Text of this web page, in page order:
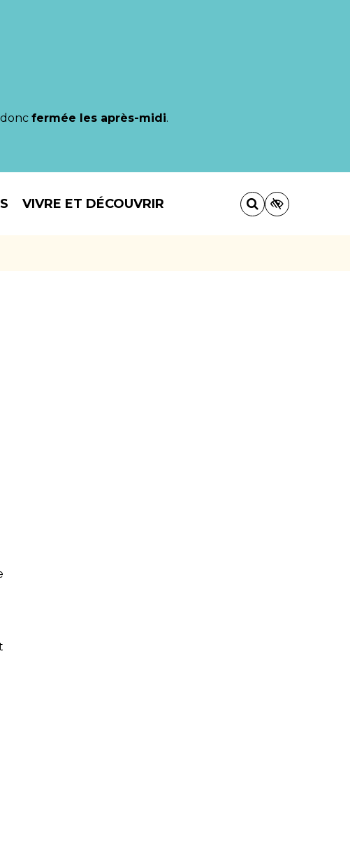
donc fermée les après-midi.
VIVRE ET DÉCOUVRIR